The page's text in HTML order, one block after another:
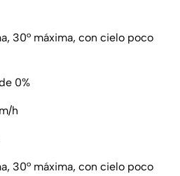
30° máxima, con cielo poco
0%
h
30° máxima, con cielo poco